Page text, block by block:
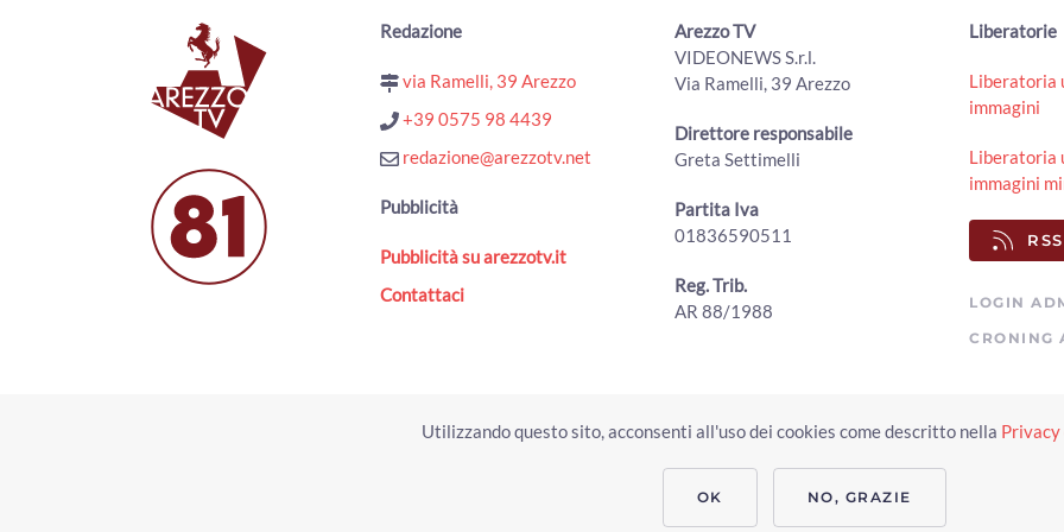
Redazione
via Ramelli, 39 Arezzo
+39 0575 98 4439
redazione@arezzotv.net
Pubblicità
Pubblicità su arezzotv.it
Contattaci
Arezzo TV
VIDEONEWS S.r.l.
Via Ramelli, 39 Arezzo
Direttore responsabile
Greta Settimelli
Partita Iva
01836590511
Reg. Trib.
AR 88/1988
Liberatorie
Liberatoria
immagini
Liberatoria
immagini
LOGIN
CRONING
Realizzato da Click & Fly Arezzo 2023
Soluzioni web video fotografia
Utilizzando questo sito, acconsenti all'uso dei cookies come descritto nella Privacy
OK NO, GRAZIE